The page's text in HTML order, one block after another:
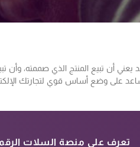
يعني أن تبيع المنتج الذي صممته،
على وضع أساس قوي لتجارتك
تعرف على منصة السلات